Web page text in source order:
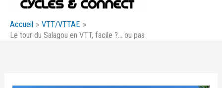
Accueil
VTT/VTTAE
Le tour du Salagou en VTT, facile ?… ou pas